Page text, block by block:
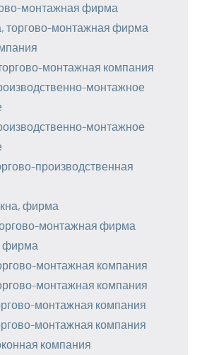
монтажная фирма
торгово-монтажная фирма
монтажная компания
монтажное
монтажное
производственная
фирма
монтажная фирма
фирма
монтажная компания
монтажная компания
монтажная компания
монтажная компания
компания